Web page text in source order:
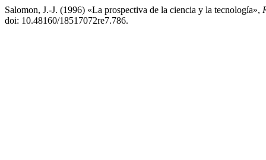
Salomon, J.-J. (1996) «La prospectiva de la ciencia y la tecnología»,
doi: 10.48160/18517072re7.786.